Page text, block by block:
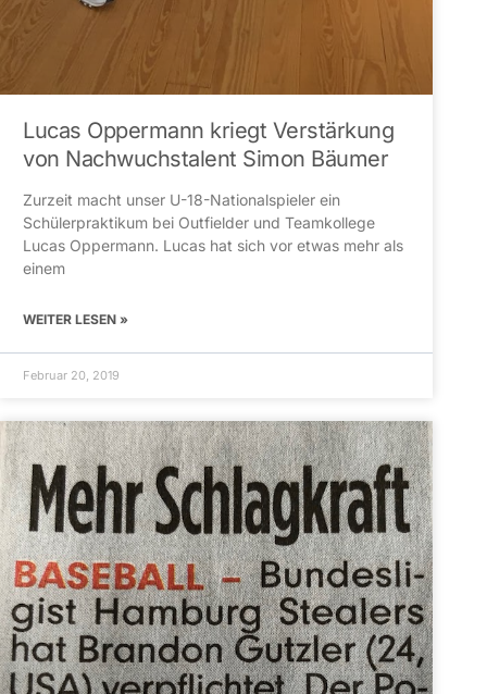
Lucas Oppermann kriegt Verstärkung
von Nachwuchstalent Simon Bäumer
Zurzeit macht unser U-18-Nationalspieler ein
Schülerpraktikum bei Outfielder und Teamkollege
Lucas Oppermann. Lucas hat sich vor etwas mehr als
einem
WEITER LESEN »
Februar 20, 2019